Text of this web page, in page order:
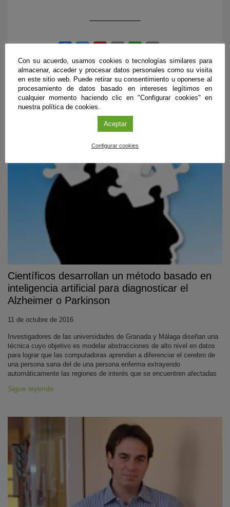
PUBLICACIONES RELACIONADAS
Científicos desarrollan un método basado en
inteligencia artificial para diagnosticar el
Alzheimer o Parkinson
11 de octubre de 2016
Investigadores de las universidades de Granada y Málaga diseñan una
técnica cuyo objetivo es modelar abstracciones de alto nivel en datos
para lograr que las computadoras aprendan a diferenciar el cerebro de
una persona sana del de una persona enferma extrayendo
automáticamente las regiones de interés que se encuentren afectadas
Sigue leyendo
Con su acuerdo, usamos cookies o tecnologías similares para
almacenar, acceder y procesar datos personales como su visita
en este sitio web. Puede retirar su consentimiento u oponerse al
procesamiento de datos basado en intereses legítimos en
cualquier momento haciendo clic en "Configurar cookies" en
nuestra política de cookies.
Aceptar
Configurar cookies